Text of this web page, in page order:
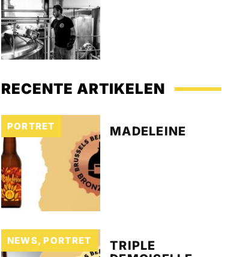
RECENTE ARTIKELEN
PORTRET MADELEINE
NEWS,PORTRET
TRIPLE